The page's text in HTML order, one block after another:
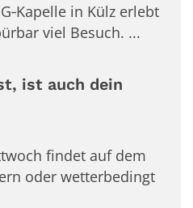
in Külz erlebt
viel Besuch. ...
ist auch dein
findet auf dem
oder wetterbedingt